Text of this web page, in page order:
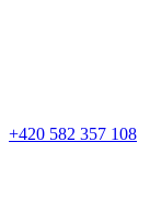
+420 582 357 108